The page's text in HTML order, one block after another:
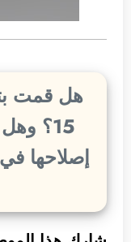
15؟
إصلاحها